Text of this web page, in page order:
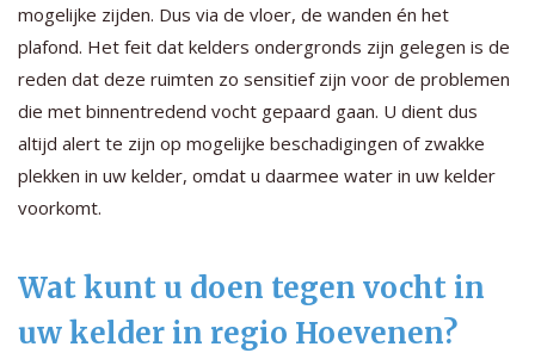
mogelijke zijden. Dus via de vloer, de wanden én het
plafond. Het feit dat kelders ondergronds zijn gelegen is de
reden dat deze ruimten zo sensitief zijn voor de problemen
die met binnentredend vocht gepaard gaan. U dient dus
altijd alert te zijn op mogelijke beschadigingen of zwakke
plekken in uw kelder, omdat u daarmee water in uw kelder
voorkomt.
Wat kunt u doen tegen vocht in
uw kelder in regio Hoevenen?